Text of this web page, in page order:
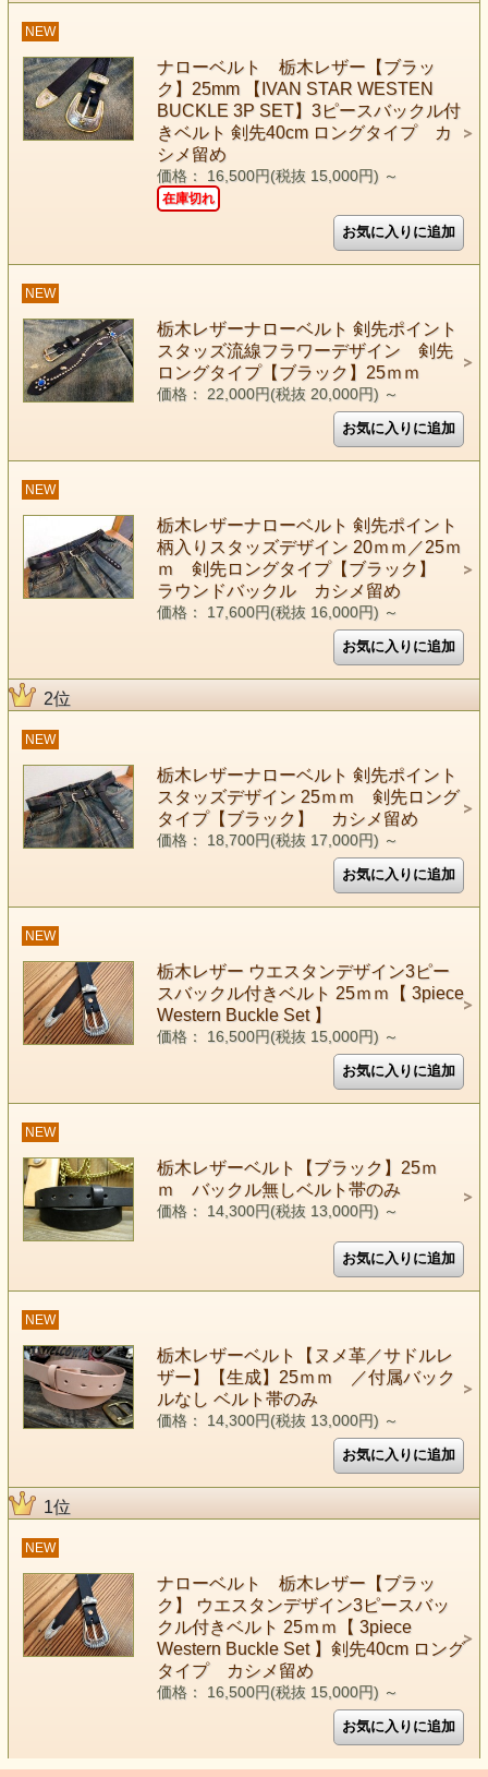
NEW
ナローベルト 栃木レザー【ブラッ
ク】25mm 【IVAN STAR WESTEN
BUCKLE 3P SET】3ピースバックル付
きベルト 剣先40cm ロングタイプ カ
シメ留め
価格： 16,500円(税抜 15,000円) ～
在庫切れ
NEW
栃木レザーナローベルト 剣先ポイント
スタッズ流線フラワーデザイン 剣先
ロングタイプ【ブラック】25ｍｍ
価格： 22,000円(税抜 20,000円) ～
NEW
栃木レザーナローベルト 剣先ポイント
柄入りスタッズデザイン 20ｍｍ／25ｍ
ｍ 剣先ロングタイプ【ブラック】
ラウンドバックル カシメ留め
価格： 17,600円(税抜 16,000円) ～
2位
NEW
栃木レザーナローベルト 剣先ポイント
スタッズデザイン 25ｍｍ 剣先ロング
タイプ【ブラック】 カシメ留め
価格： 18,700円(税抜 17,000円) ～
NEW
栃木レザー ウエスタンデザイン3ピー
スバックル付きベルト 25ｍｍ【 3piece
Western Buckle Set 】
価格： 16,500円(税抜 15,000円) ～
NEW
栃木レザーベルト【ブラック】25ｍ
ｍ バックル無しベルト帯のみ
価格： 14,300円(税抜 13,000円) ～
NEW
栃木レザーベルト【ヌメ革／サドルレ
ザー】【生成】25ｍｍ ／付属バック
ルなし ベルト帯のみ
価格： 14,300円(税抜 13,000円) ～
1位
NEW
ナローベルト 栃木レザー【ブラッ
ク】 ウエスタンデザイン3ピースバッ
クル付きベルト 25ｍｍ【 3piece
Western Buckle Set 】剣先40cm ロング
タイプ カシメ留め
価格： 16,500円(税抜 15,000円) ～